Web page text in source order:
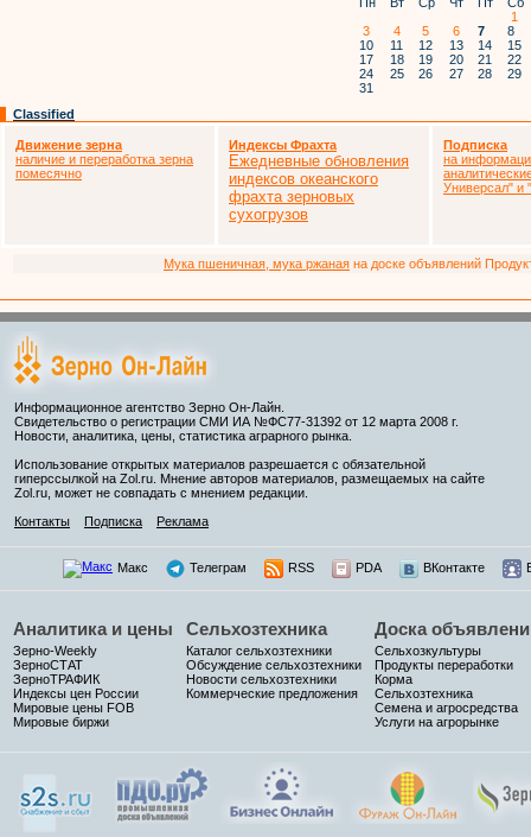
1
3
4 5 6 7 8
10
11 12 13 14 15
17
18 19 20 21 22
24
25 26 27 28 29
31
Classified
Движение зерна
наличие и переработка зерна
помесячно
Индексы Фрахта
Ежедневные обновления
индексов океанского
фрахта зерновых
сухогрузов
Подписка
на
Универсал" и
Мука пшеничная, мука ржаная на доске объявлений
Информационное агентство Зерно Он-Лайн.
Свидетельство о регистрации СМИ ИА №ФС77-31392 от 12 марта 2008 г.
Новости, аналитика, цены, статистика аграрного рынка.
Использование открытых материалов разрешается с обязательной
гиперссылкой на Zol.ru. Мнение авторов материалов, размещаемых на сайте
Zol.ru, может не совпадать с мнением редакции.
Контакты
Подписка Реклама
Макс Телеграм RSS PDA ВКонтакте
Аналитика и цены
Зерно-Weekly
ЗерноСТАТ
ЗерноТРАФИК
Индексы цен России
Мировые цены FOB
Мировые биржи
Сельхозтехника
Каталог сельхозтехники
Обсуждение сельхозтехники
Новости сельхозтехники
Коммерческие предложения
Доска
Сельхозкультуры
Продукты переработки
Корма
Сельхозтехника
Семена и агросредства
Услуги на агрорынке